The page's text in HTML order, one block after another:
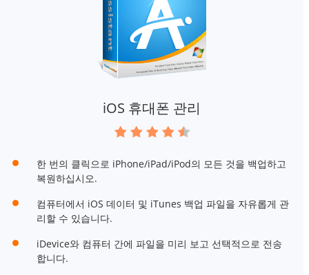
iOS 휴대폰 관리
한 번의 클릭으로 iPhone/iPad/iPod의 모든 것을 백업하고
복원하십시오.
컴퓨터에서 iOS 데이터 및 iTunes 백업 파일을 자유롭게 관
리할 수 있습니다.
iDevice와 컴퓨터 간에 파일을 미리 보고 선택적으로 전송
합니다.